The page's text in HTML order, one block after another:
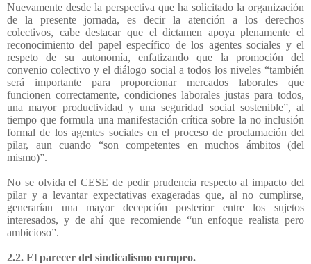
Nuevamente desde la perspectiva que ha solicitado la organización
de la presente jornada, es decir la atención a los derechos
colectivos, cabe destacar que el dictamen apoya plenamente el
reconocimiento del papel específico de los agentes sociales y el
respeto de su autonomía, enfatizando que la promoción del
convenio colectivo y el diálogo social a todos los niveles “también
será importante para proporcionar mercados laborales que
funcionen correctamente, condiciones laborales justas para todos,
una mayor productividad y una seguridad social sostenible”, al
tiempo que formula una manifestación crítica sobre la no inclusión
formal de los agentes sociales en el proceso de proclamación del
pilar, aun cuando “son competentes en muchos ámbitos (del
mismo)”.
No se olvida el CESE de pedir prudencia respecto al impacto del
pilar y a levantar expectativas exageradas que, al no cumplirse,
generarían una mayor decepción posterior entre los sujetos
interesados, y de ahí que recomiende “un enfoque realista pero
ambicioso”.
2.2. El parecer del sindicalismo europeo.